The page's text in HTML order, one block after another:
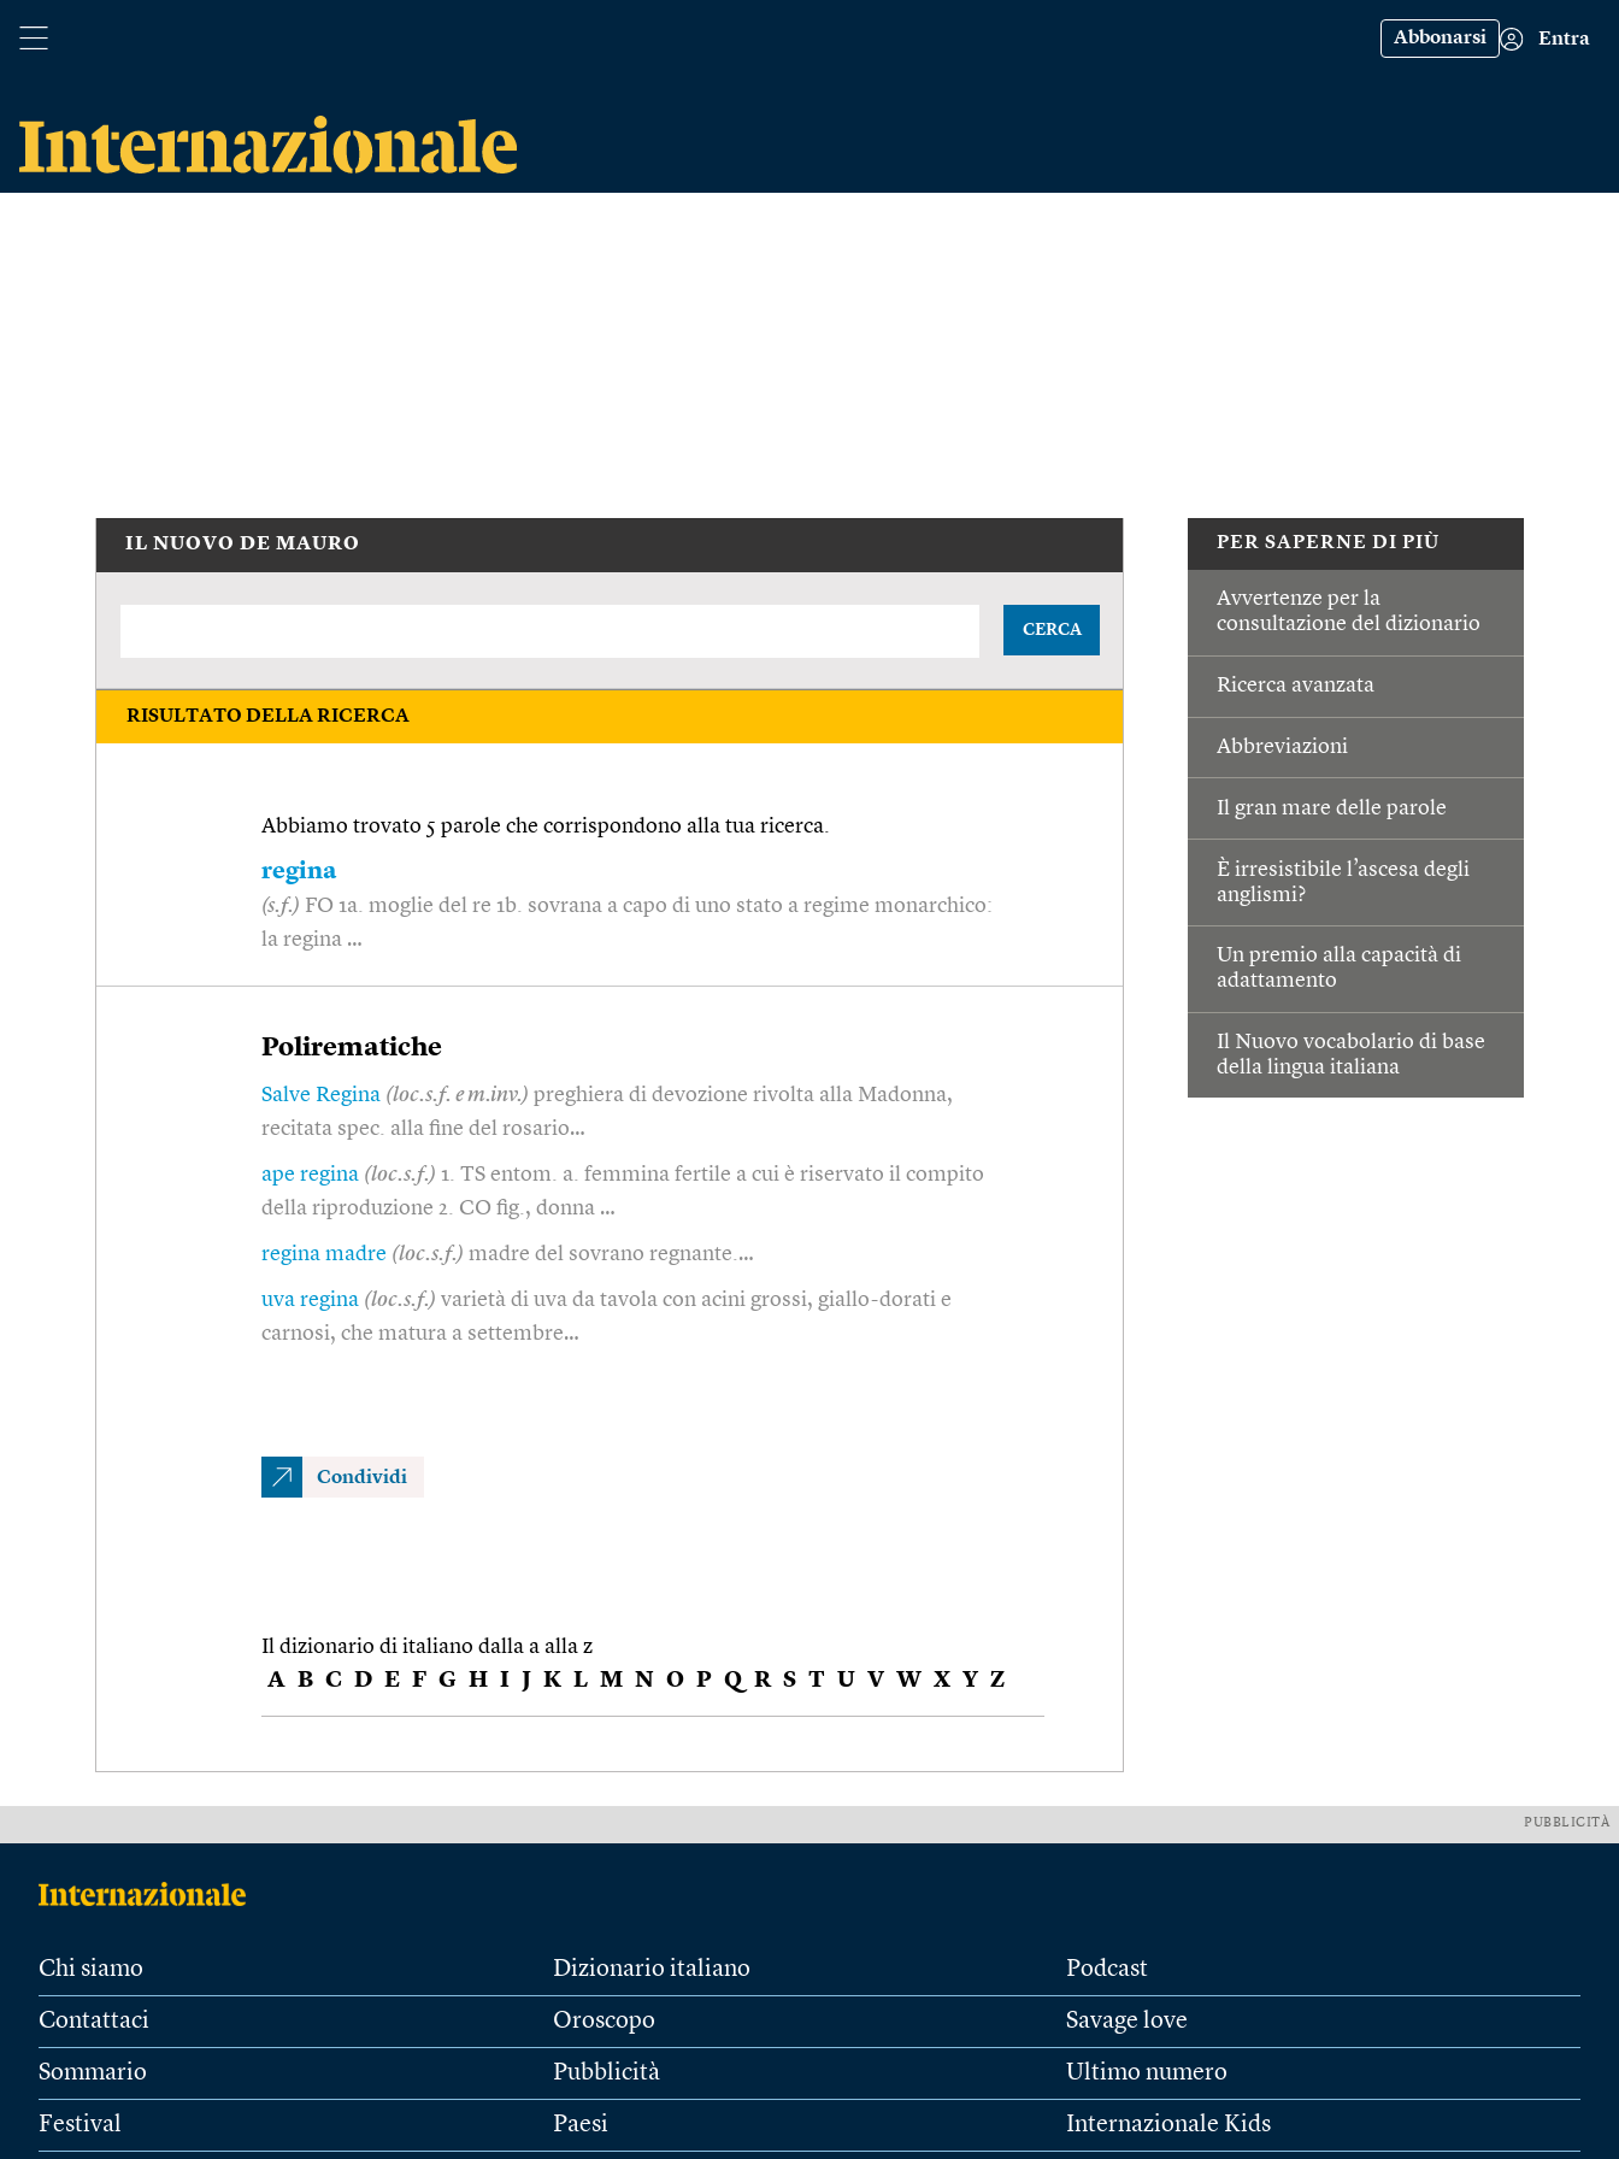
Abbonarsi Entra
PER SAPERNE DI PIÙ
Avvertenze per la
consultazione del dizionario
Ricerca avanzata
Abbreviazioni
Il gran mare delle parole
È irresistibile l’ascesa degli
anglismi?
Un premio alla capacità di
adattamento
Il Nuovo vocabolario di base
della lingua italiana
IL NUOVO DE MAURO
CERCA
RISULTATO DELLA RICERCA
Abbiamo trovato 5 parole che corrispondono alla tua ricerca.
regina
(s.f.) FO 1a. moglie del re 1b. sovrana a capo di uno stato a regime monarchico:
la regina …
Polirematiche
Salve Regina (loc.s.f. e m.inv.) preghiera di devozione rivolta alla Madonna,
recitata spec. alla fine del rosario…
ape regina (loc.s.f.) 1. TS entom. a. femmina fertile a cui è riservato il compito
della riproduzione 2. CO fig., donna …
regina madre (loc.s.f.) madre del sovrano regnante.…
uva regina (loc.s.f.) varietà di uva da tavola con acini grossi, giallo-dorati e
carnosi, che matura a settembre…
Condividi
Il dizionario di italiano dalla a alla z
A B C D E F G H I J K L M N O P Q R S T U V W X Y Z
PUBBLICITÀ
Chi siamo
Contattaci
Sommario
Festival
Dizionario italiano
Oroscopo
Pubblicità
Paesi
Podcast
Savage love
Ultimo numero
Internazionale Kids